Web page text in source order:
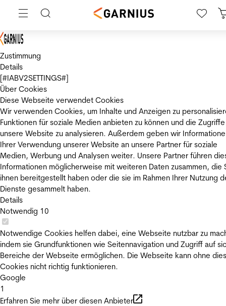
Zustimmung
Details
[#IABV2SETTINGS#]
Über Cookies
Diese Webseite verwendet Cookies
Wir verwenden Cookies, um Inhalte und Anzeigen zu
Funktionen für soziale Medien anbieten zu können und die
unsere Website zu analysieren. Außerdem geben wir
Ihrer Verwendung unserer Website an unsere Partner für soziale
Medien, Werbung und Analysen weiter. Unsere Partner führen
Informationen möglicherweise mit weiteren Daten zusammen, die
ihnen bereitgestellt haben oder die sie im Rahmen Ihrer Nutzung
Dienste gesammelt haben.
Details
Notwendig 10
Notwendige Cookies helfen dabei, eine Webseite nutzbar zu
indem sie Grundfunktionen wie Seitennavigation und Zugriff auf
Bereiche der Webseite ermöglichen. Die Webseite kann ohne
Cookies nicht richtig funktionieren.
Google
1
Erfahren Sie mehr über diesen Anbieter